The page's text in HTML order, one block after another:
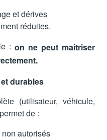
et dérives
réduites.
: on ne peut maîtriser
durables
(utilisateur, véhicule,
de :
autorisés